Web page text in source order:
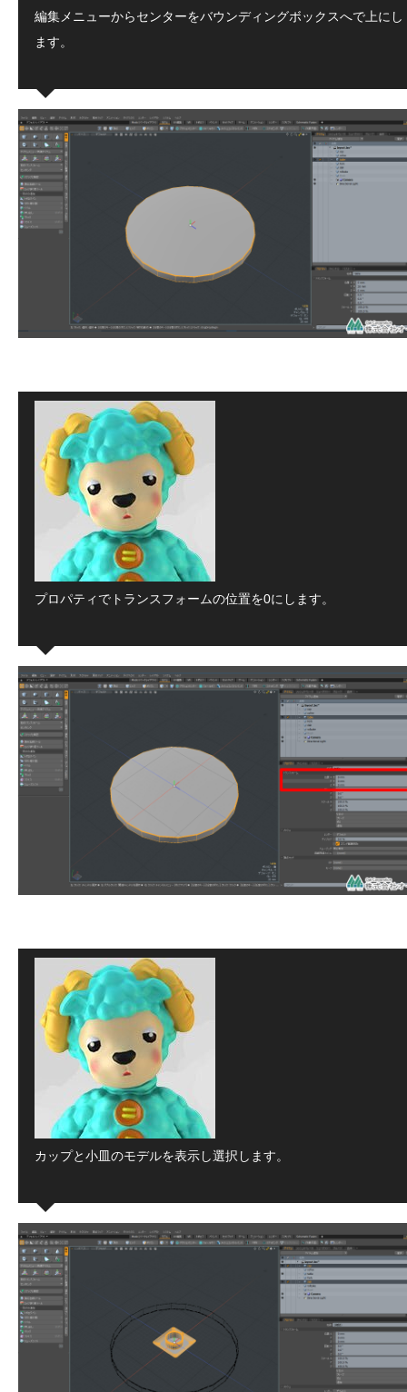
編集メニューからセンターをバウンディングボックスへで上にし
ます。
プロパティでトランスフォームの位置を0にします。
カップと小皿のモデルを表示し選択します。